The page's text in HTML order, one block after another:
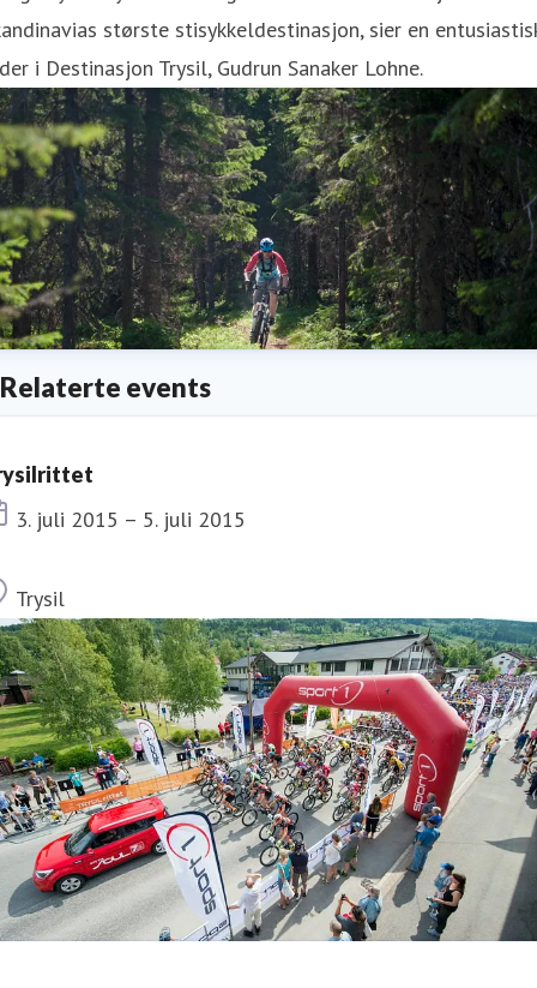
største stisykkeldestinasjon, sier en
i Destinasjon Trysil, Gudrun Sanaker Lohne.
Relaterte events
Dato
3. juli 2015 – 5. juli 2015
Sted
Trysil